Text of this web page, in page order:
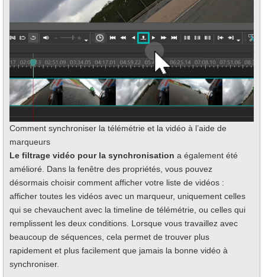
Comment synchroniser la télémétrie et la vidéo à l’aide de
marqueurs
Le filtrage vidéo pour la synchronisation a également été
amélioré. Dans la fenêtre des propriétés, vous pouvez
désormais choisir comment afficher votre liste de vidéos :
afficher toutes les vidéos avec un marqueur, uniquement celles
qui se chevauchent avec la timeline de télémétrie, ou celles qui
remplissent les deux conditions. Lorsque vous travaillez avec
beaucoup de séquences, cela permet de trouver plus
rapidement et plus facilement que jamais la bonne vidéo à
synchroniser.